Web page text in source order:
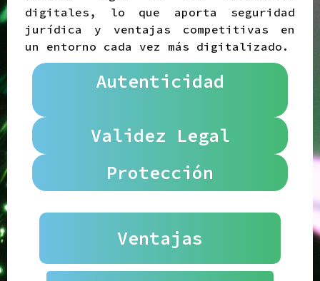
digitales, lo que aporta seguridad
jurídica y ventajas competitivas en
un entorno cada vez más digitalizado.
Autenticidad
Validez Legal
Protección
Ventajas